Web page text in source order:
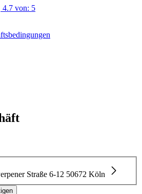
4.7 von: 5
Straße 6-12 50672 Köln